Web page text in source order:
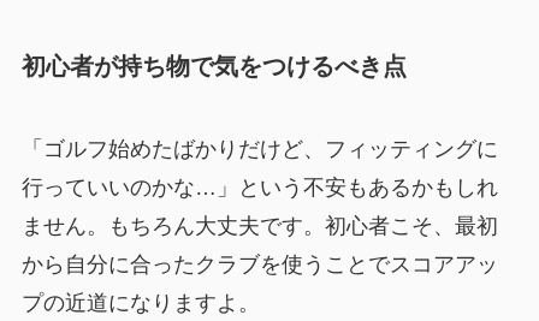
初心者が持ち物で気をつけるべき点
「ゴルフ始めたばかりだけど、フィッティングに
行っていいのかな…」という不安もあるかもしれ
ません。もちろん大丈夫です。初心者こそ、最初
から自分に合ったクラブを使うことでスコアアッ
プの近道になりますよ。